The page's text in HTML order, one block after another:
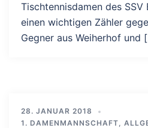
Tischtennisdamen des SSV
einen wichtigen Zähler
Gegner aus Weiherhof und
28. JANUAR 2018
1. DAMENMANNSCHAFT,